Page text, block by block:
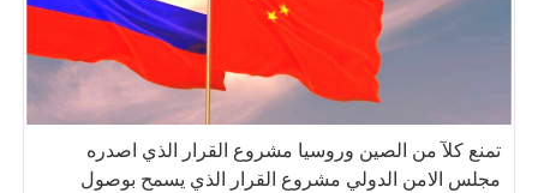
تمنع كلآ من الصين وروسيا مشروع القرار الذي اصدره
مجلس الامن الدولي مشروع القرار الذي يسمح بوصول